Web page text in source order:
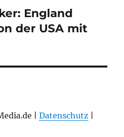
England
der USA mit
|Datenschutz